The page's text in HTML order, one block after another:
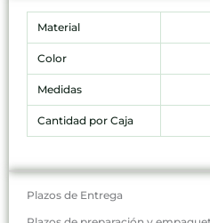
Material
Color
Medidas
Cantidad por Caja
Plazos de Entrega